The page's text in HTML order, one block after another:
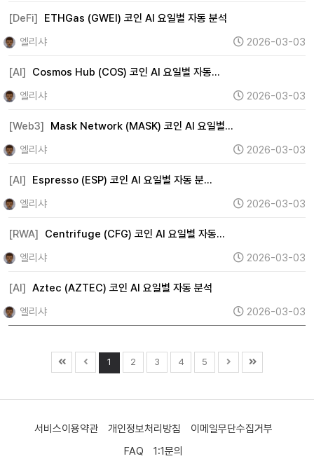
[DeFi]
ETHGas (GWEI) 코인 AI 요일별 자동 분석
엘리샤
2026-03-03
[AI]
Cosmos Hub (COS) 코인 AI 요일별 자동…
엘리샤
2026-03-03
[Web3]
Mask Network (MASK) 코인 AI 요일별…
엘리샤
2026-03-03
[AI]
Espresso (ESP) 코인 AI 요일별 자동 분…
엘리샤
2026-03-03
[RWA]
Centrifuge (CFG) 코인 AI 요일별 자동…
엘리샤
2026-03-03
[AI] Aztec (AZTEC) 코인 AI 요일별 자동 분석
엘리샤
2026-03-03
1 2 3 4 5
서비스이용약관 개인정보처리방침
이메일무단수집거부
FAQ
1:1문의